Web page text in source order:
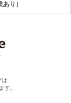
り）
は
す。